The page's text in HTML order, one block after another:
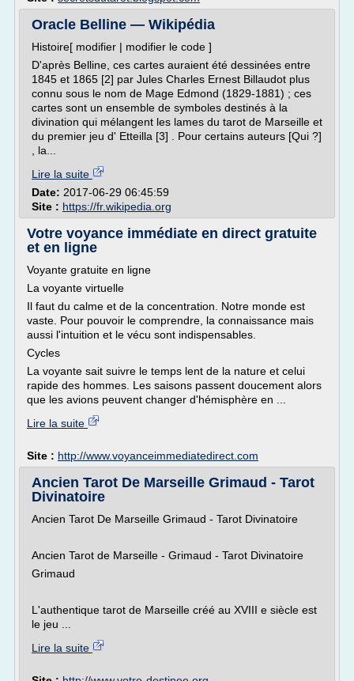
Oracle Belline — Wikipédia
Histoire[ modifier | modifier le code ]
D'après Belline, ces cartes auraient été dessinées entre
1845 et 1865 [2] par Jules Charles Ernest Billaudot plus
connu sous le nom de Mage Edmond (1829-1881) ; ces
cartes sont un ensemble de symboles destinés à la
divination qui mélangent les lames du tarot de Marseille et
du premier jeu d' Etteilla [3] . Pour certains auteurs [Qui ?]
, la...
Lire la suite
Date: 2017-06-29 06:45:59
Site : https://fr.wikipedia.org
Votre voyance immédiate en direct gratuite
et en ligne
Voyante gratuite en ligne
La voyante virtuelle
Il faut du calme et de la concentration. Notre monde est
vaste. Pour pouvoir le comprendre, la connaissance mais
aussi l'intuition et le vécu sont indispensables.
Cycles
La voyante sait suivre le temps lent de la nature et celui
rapide des hommes. Les saisons passent doucement alors
que les avions peuvent changer d'hémisphère en ...
Lire la suite
Site : http://www.voyanceimmediatedirect.com
Ancien Tarot De Marseille Grimaud - Tarot
Divinatoire
Ancien Tarot De Marseille Grimaud - Tarot Divinatoire
Ancien Tarot de Marseille - Grimaud - Tarot Divinatoire
Grimaud
L'authentique tarot de Marseille créé au XVIII e siècle est
le jeu ...
Lire la suite